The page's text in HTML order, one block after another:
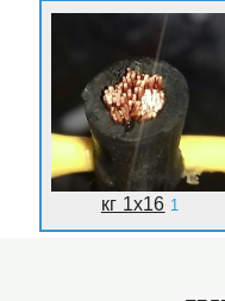
кг 1x16 1